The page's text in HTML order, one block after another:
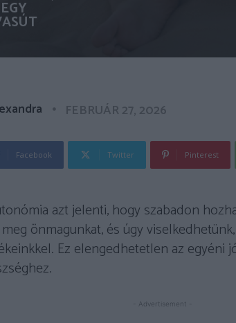
FEBRUÁR 27, 2026
Facebook Twitter Pinterest
azt jelenti, hogy szabadon
önmagunkat, és úgy
Ez elengedhetetlen az egyéni
- Advertisement -